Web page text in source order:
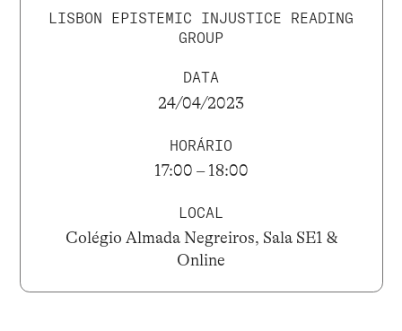
LISBON EPISTEMIC INJUSTICE READING
GROUP
DATA
24/04/2023
HORÁRIO
17:00 – 18:00
LOCAL
Colégio Almada Negreiros, Sala SE1 &
Online